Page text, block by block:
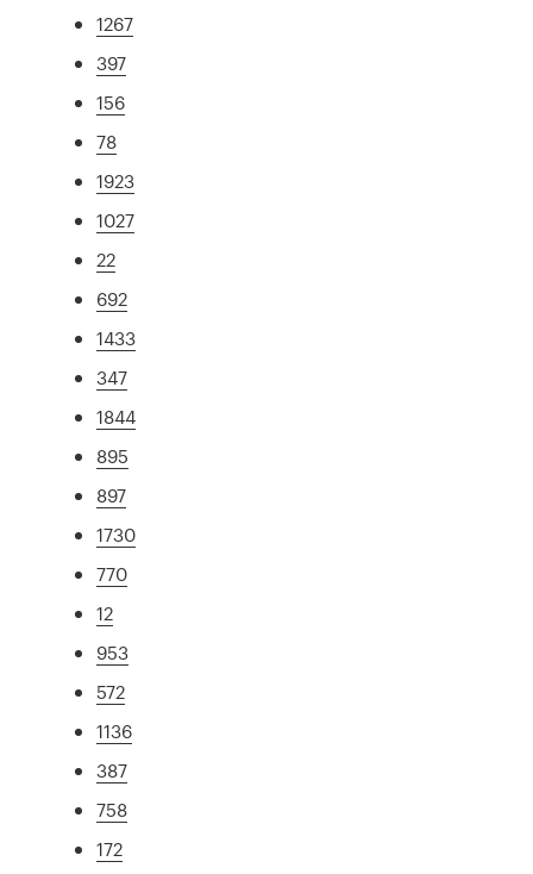
1267
397
156
78
1923
1027
22
692
1433
347
1844
895
897
1730
770
12
953
572
1136
387
758
172